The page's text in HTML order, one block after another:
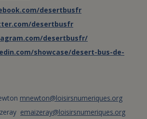
desertbusfr
desertbusfr
desertbusfr/
showcase/desert-bus-de-
mnewton@loisirsnumeriques.org
emaizeray@loisirsnumeriques.org